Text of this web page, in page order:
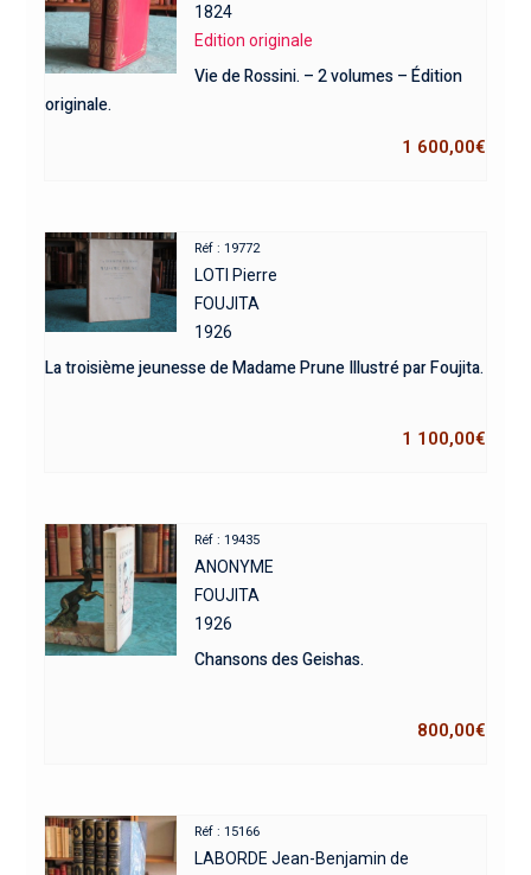
1824
Edition originale
Vie de Rossini. – 2 volumes – Édition
originale.
1 600,00€
Réf : 19772
LOTI Pierre
FOUJITA
1926
La troisième jeunesse de Madame Prune Illustré par Foujita.
1 100,00€
Réf : 19435
ANONYME
FOUJITA
1926
Chansons des Geishas.
800,00€
Réf : 15166
LABORDE Jean-Benjamin de